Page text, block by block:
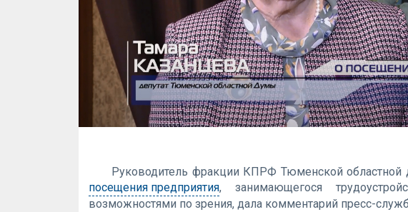
Руководитель фракции КПРФ Тюменской
посещения предприятия, занимающегося
возможностями по зрения, дала комментарий пресс-